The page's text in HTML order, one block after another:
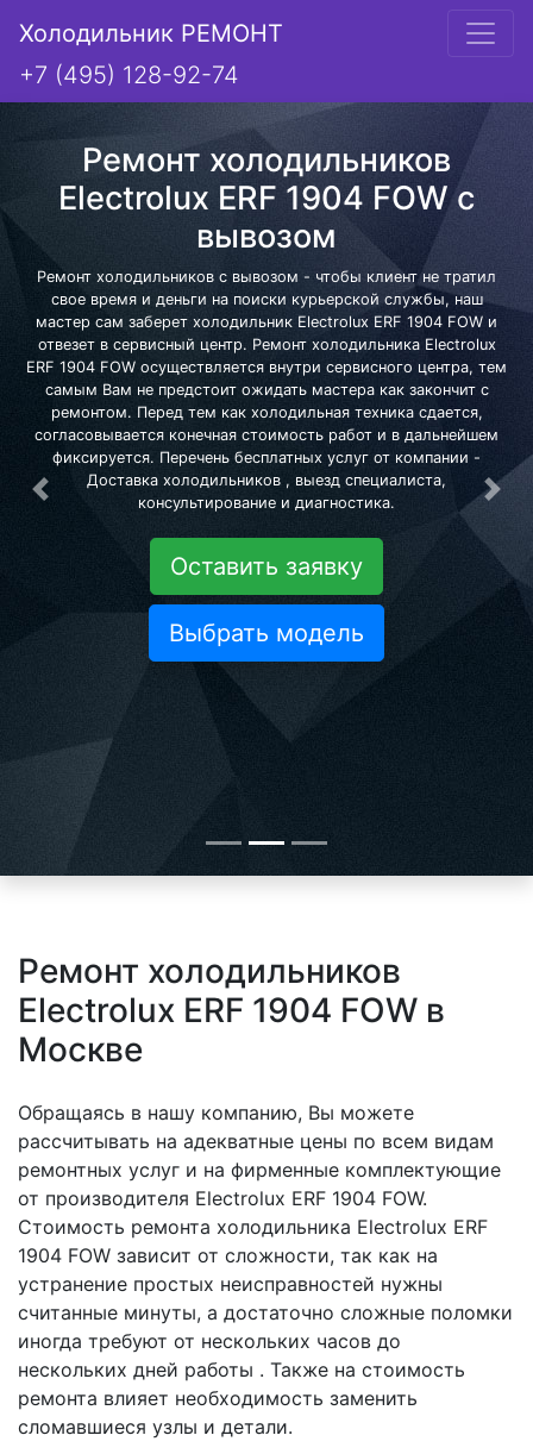
Холодильник РЕМОНТ
+7 (495) 128-92-74
Ремонт холодильников
Electrolux ERF 1904 FOW с
вывозом
Ремонт холодильников с вывозом - чтобы клиент не тратил
свое время и деньги на поиски курьерской службы, наш
мастер сам заберет холодильник Electrolux ERF 1904 FOW и
отвезет в сервисный центр. Ремонт холодильника Electrolux
ERF 1904 FOW осуществляется внутри сервисного центра, тем
самым Вам не предстоит ожидать мастера как закончит с
ремонтом. Перед тем как холодильная техника сдается,
согласовывается конечная стоимость работ и в дальнейшем
фиксируется. Перечень бесплатных услуг от компании -
Доставка холодильников , выезд специалиста,
консультирование и диагностика.
Оставить заявку
Выбрать модель
Предыдущая
Ремонт холодильников
Electrolux ERF 1904 FOW в
Москве
Обращаясь в нашу компанию, Вы можете
рассчитывать на адекватные цены по всем видам
ремонтных услуг и на фирменные комплектующие
от производителя Electrolux ERF 1904 FOW.
Стоимость ремонта холодильника Electrolux ERF
1904 FOW зависит от сложности, так как на
устранение простых неисправностей нужны
считанные минуты, а достаточно сложные поломки
иногда требуют от нескольких часов до
нескольких дней работы . Также на стоимость
ремонта влияет необходимость заменить
сломавшиеся узлы и детали.